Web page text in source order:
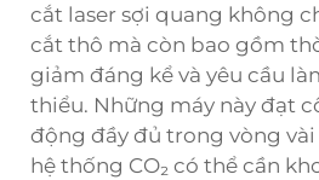
cắt laser sợi quang không
cắt thô mà còn bao gồm
giảm đáng kể và yêu cầu
thiểu. Những máy này đạt
động đầy đủ trong vòng vài
hệ thống CO₂ có thể cần